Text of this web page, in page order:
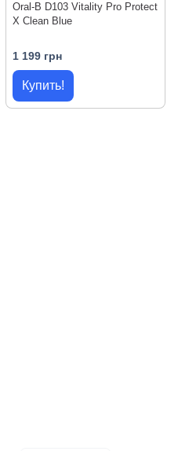
Oral-B D103 Vitality Pro Protect
X Clean Blue
1 199 грн
Купить!